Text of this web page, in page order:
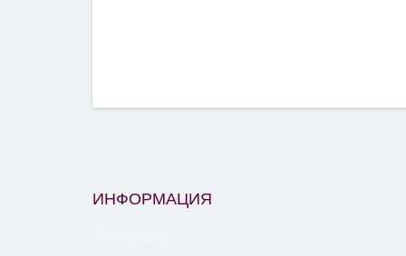
ИНФОРМАЦИЯ